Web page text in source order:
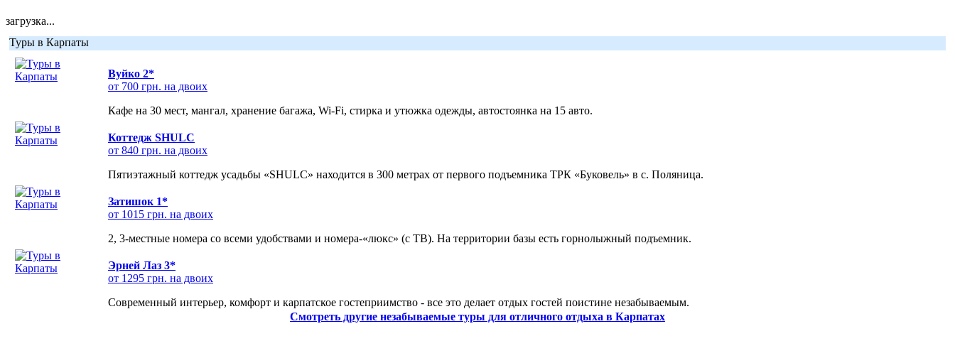
загрузка...
Туры в Карпаты
Вуйко 2*
от 700 грн. на двоих
Кафе на 30 мест, мангал, хранение багажа, Wi-Fi, стирка и утюжка одежды, автостоянка на 15 авто.
Коттедж SHULC
от 840 грн. на двоих
Пятиэтажный коттедж усадьбы «SHULC» находится в 300 метрах от первого подъемника ТРК «Буковель» в с. Поляница.
Затишок 1*
от 1015 грн. на двоих
2, 3-местные номера со всеми удобствами и номера-«люкс» (с ТВ). На территории базы есть горнолыжный подъемник.
Эрней Лаз 3*
от 1295 грн. на двоих
Современный интерьер, комфорт и карпатское гостеприимство - все это делает отдых гостей поистине незабываемым.
Смотреть другие незабываемые туры для отличного отдыха в Карпатах